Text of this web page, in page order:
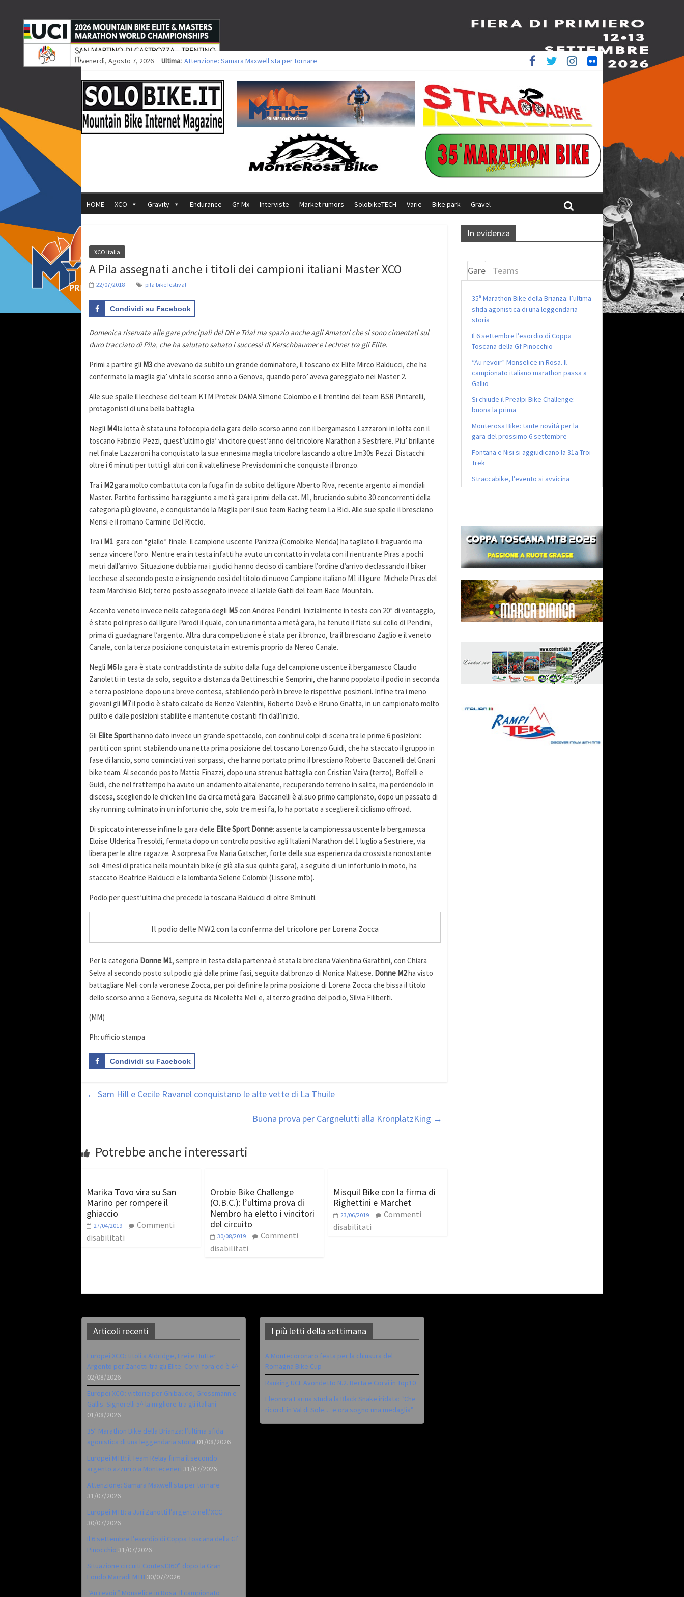
venerdì, Agosto 7, 2026 Ultima: Attenzione: Samara Maxwell sta per tornare
Europei XCO: vittorie per Ghibaudo, Grossmann e Gallis. Signorelli 5^ la migliore tra gli italiani
35ª Marathon Bike della Brianza: l’ultima sfida agonistica di una leggendaria storia
Europei MTB: il Team Relay firma il secondo argento azzurro a Monteceneri
HOME XCO Gravity Endurance Gf-Mx Interviste Market rumors SolobikeTECH Varie Bike park Gravel
XCO Italia
A Pila assegnati anche i titoli dei campioni italiani Master XCO
22/07/2018 pila bike festival
Condividi su Facebook
Domenica riservata alle gare principali del DH e Trial ma spazio anche agli Amatori che si sono cimentati sul
duro tracciato di Pila, che ha salutato sabato i successi di Kerschbaumer e Lechner tra gli Elite.
Primi a partire gli M3che avevano da subito un grande dominatore, il toscano ex Elite Mirco Balducci, che ha
confermato la maglia gia’ vinta lo scorso anno a Genova, quando pero’ aveva gareggiato nei Master 2.
Alle sue spalle il lecchese del team KTM Protek DAMA Simone Colombo e il trentino del team BSR Pintarelli,
protagonisti di una bella battaglia.
Negli M4la lotta è stata una fotocopia della gara dello scorso anno con il bergamasco Lazzaroni in lotta con il
toscano Fabrizio Pezzi, quest’ultimo gia’ vincitore quest’anno del tricolore Marathon a Sestriere. Piu’ brillante
nel finale Lazzaroni ha conquistato la sua ennesima maglia tricolore lascando a oltre 1m30s Pezzi. Distacchi
oltre i 6 minuti per tutti gli altri con il valtellinese Previsdomini che conquista il bronzo.
Tra i M2gara molto combattuta con la fuga fin da subito del ligure Alberto Riva, recente argento ai mondiali
Master. Partito fortissimo ha raggiunto a metà gara i primi della cat. M1, bruciando subito 30 concorrenti della
categoria più giovane, e conquistando la Maglia per il suo team Racing team La Bici. Alle sue spalle il bresciano
Mensi e il romano Carmine Del Riccio.
Tra i M1 gara con “giallo” finale. Il campione uscente Panizza (Comobike Merida) ha tagliato il traguardo ma
senza vincere l’oro. Mentre era in testa infatti ha avuto un contatto in volata con il rientrante Piras a pochi
metri dall’arrivo. Situazione dubbia ma i giudici hanno deciso di cambiare l’ordine d’arrivo declassando il biker
lecchese al secondo posto e insignendo così del titolo di nuovo Campione italiano M1 il ligure Michele Piras del
team Marchisio Bici; terzo posto assegnato invece al laziale Gatti del team Race Mountain.
Accento veneto invece nella categoria degli M5con Andrea Pendini. Inizialmente in testa con 20” di vantaggio,
é stato poi ripreso dal ligure Parodi il quale, con una rimonta a metà gara, ha tenuto il fiato sul collo di Pendini,
prima di guadagnare l’argento. Altra dura competizione è stata per il bronzo, tra il bresciano Zaglio e il veneto
Canale, con la terza posizione conquistata in extremis proprio da Nereo Canale.
Negli M6la gara è stata contraddistinta da subito dalla fuga del campione uscente il bergamasco Claudio
Zanoletti in testa da solo, seguito a distanza da Bettineschi e Semprini, che hanno popolato il podio in seconda
e terza posizione dopo una breve contesa, stabilendo però in breve le rispettive posizioni. Infine tra i meno
giovani gli M7il podio è stato calcato da Renzo Valentini, Roberto Davò e Bruno Gnatta, in un campionato molto
pulito e dalle posizioni stabilite e mantenute costanti fin dall’inizio.
Gli Elite Sporthanno dato invece un grande spettacolo, con continui colpi di scena tra le prime 6 posizioni:
partiti con sprint stabilendo una netta prima posizione del toscano Lorenzo Guidi, che ha staccato il gruppo in
fase di lancio, sono cominciati vari sorpassi, che hanno portato primo il bresciano Roberto Baccanelli del Gnani
bike team. Al secondo posto Mattia Finazzi, dopo una strenua battaglia con Cristian Vaira (terzo), Boffelli e
Guidi, che nel frattempo ha avuto un andamento altalenante, recuperando terreno in salita, ma perdendolo in
discesa, scegliendo le chicken line da circa metà gara. Baccanelli è al suo primo campionato, dopo un passato di
sky running culminato in un infortunio che, solo tre mesi fa, lo ha portato a scegliere il ciclismo offroad.
Di spiccato interesse infine la gara delle Elite Sport Donne: assente la campionessa uscente la bergamasca
Eloise Ulderica Tresoldi, fermata dopo un controllo positivo agli Italiani Marathon del 1 luglio a Sestriere, via
libera per le altre ragazze. A sorpresa Eva Maria Gatscher, forte della sua esperienza da crossista nonostante
soli 4 mesi di pratica nella mountain bike (e già alla sua quinta gara), a seguito di un infortunio in moto, ha
staccato Beatrice Balducci e la lombarda Selene Colombi (Lissone mtb).
Podio per quest’ultima che precede la toscana Balducci di oltre 8 minuti.
Il podio delle MW2 con la conferma del tricolore per Lorena Zocca
Per la categoria Donne M1, sempre in testa dalla partenza è stata la breciana Valentina Garattini, con Chiara
Selva al secondo posto sul podio già dalle prime fasi, seguita dal bronzo di Monica Maltese. Donne M2ha visto
battagliare Meli con la veronese Zocca, per poi definire la prima posizione di Lorena Zocca che bissa il titolo
dello scorso anno a Genova, seguita da Nicoletta Meli e, al terzo gradino del podio, Silvia Filiberti.
(MM)
Ph: ufficio stampa
Condividi su Facebook
← Sam Hill e Cecile Ravanel conquistano le alte vette di La Thuile
Buona prova per Cargnelutti alla KronplatzKing →
Potrebbe anche interessarti
Marika Tovo vira su San
Marino per rompere il
ghiaccio
27/04/2019
Commenti
disabilitati
Orobie Bike Challenge
(O.B.C.): l’ultima prova di
Nembro ha eletto i vincitori
del circuito
30/08/2019
Commenti
disabilitati
Misquil Bike con la firma di
Righettini e Marchet
23/06/2019
Commenti
disabilitati
In evidenza
Gare Teams
35ª Marathon Bike della Brianza: l’ultima
sfida agonistica di una leggendaria
storia
Il 6 settembre l’esordio di Coppa
Toscana della Gf Pinocchio
“Au revoir” Monselice in Rosa. Il
campionato italiano marathon passa a
Gallio
Si chiude il Prealpi Bike Challenge:
buona la prima
Monterosa Bike: tante novità per la
gara del prossimo 6 settembre
Fontana e Nisi si aggiudicano la 31a Troi
Trek
Straccabike, l’evento si avvicina
Articoli recenti
Europei XCO: titoli a Aldridge, Frei e Hutter.
Argento per Zanotti tra gli Elite. Corvi fora ed è 4^
02/08/2026
Europei XCO: vittorie per Ghibaudo, Grossmann e
Gallis. Signorelli 5^ la migliore tra gli italiani
01/08/2026
35ª Marathon Bike della Brianza: l’ultima sfida
agonistica di una leggendaria storia 01/08/2026
Europei MTB: il Team Relay firma il secondo
argento azzurro a Monteceneri 31/07/2026
Attenzione: Samara Maxwell sta per tornare
31/07/2026
Europei MTB: a Juri Zanotti l’argento nell’XCC
30/07/2026
Il 6 settembre l’esordio di Coppa Toscana della Gf
Pinocchio 31/07/2026
Situazione circuiti Contest360° dopo la Gran
Fondo Marradi MTB 30/07/2026
“Au revoir” Monselice in Rosa. Il campionato
I più letti della settimana
A Montecoronaro festa per la chiusura del
Romagna Bike Cup
Ranking UCI: Avondetto N.2. Berta e Corvi in Top10
Eleonora Farina studia la Black Snake iridata: “Che
ricordi in Val di Sole… e ora sogno una medaglia”